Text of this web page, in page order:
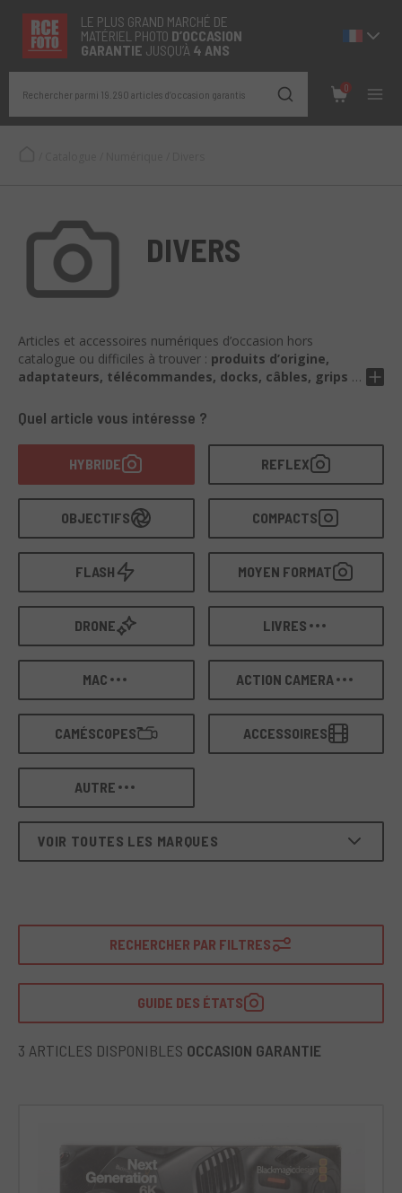
LE PLUS GRAND MARCHÉ DE
MATÉRIEL PHOTO D’OCCASION
GARANTIE JUSQU’À 4 ANS
Rechercher parmi 19.290 articles d’occasion garantis
0
DIVERS
Articles et accessoires numériques d’occasion hors
catalogue ou difficiles à trouver : produits d’origine,
adaptateurs, télécommandes, docks, câbles, grips et
ton setup,tous les articles sont vérifiés et garantis
par nos techniciens spécialisés.
Quel article vous intéresse ?
HYBRIDE REFLEX
OBJECTIFS COMPACTS
FLASH MOYEN FORMAT
DRONE LIVRES
MAC ACTION CAMERA
CAMÉSCOPES ACCESSOIRES
AUTRE
VOIR TOUTES LES MARQUES
RECHERCHER PAR FILTRES
GUIDE DES ÉTATS
3 ARTICLES DISPONIBLES OCCASION GARANTIE